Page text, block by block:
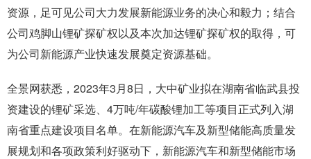
资源，足可见公司大力发展新能源业务的决心和毅力；结合
公司鸡脚山锂矿探矿权以及本次加达锂矿探矿权的取得，可
为公司新能源产业快速发展奠定资源基础。
全景网获悉，2023年3月8日，大中矿业拟在湖南省临武县投
资建设的锂矿采选、4万吨/年碳酸锂加工等项目正式列入湖
南省重点建设项目名单。在新能源汽车及新型储能高质量发
展规划和各项政策利好驱动下，新能源汽车和新型储能市场